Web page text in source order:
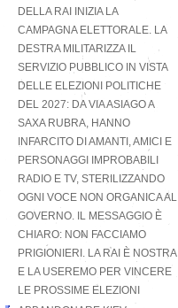
DELLA RAI INIZIA LA
CAMPAGNA ELETTORALE. LA
DESTRA MILITARIZZA IL
SERVIZIO PUBBLICO IN VISTA
DELLE ELEZIONI POLITICHE
DEL 2027: DA VIA ASIAGO A
SAXA RUBRA, HANNO
INFARCITO DI AMANTI, AMICI E
PERSONAGGI IMPROBABILI
RADIO E TV, STERILIZZANDO
OGNI VOCE NON ORGANICA AL
GOVERNO. IL MESSAGGIO È
CHIARO: NON FACCIAMO
PRIGIONIERI. LA RAI È NOSTRA
E LA USEREMO PER VINCERE
LE PROSSIME ELEZIONI